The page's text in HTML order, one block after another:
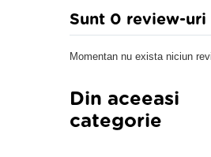
Sunt 0 review-uri
Momentan nu exista niciun
Din aceeasi
categorie